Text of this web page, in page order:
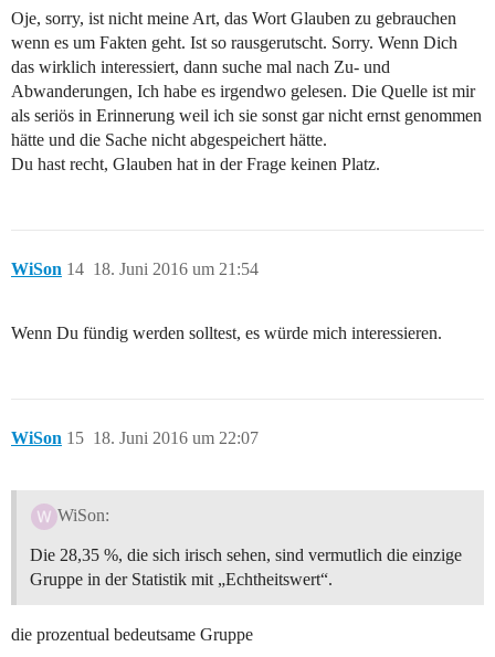
Oje, sorry, ist nicht meine Art, das Wort Glauben zu gebrauchen
wenn es um Fakten geht. Ist so rausgerutscht. Sorry. Wenn Dich
das wirklich interessiert, dann suche mal nach Zu- und
Abwanderungen, Ich habe es irgendwo gelesen. Die Quelle ist mir
als seriös in Erinnerung weil ich sie sonst gar nicht ernst genommen
hätte und die Sache nicht abgespeichert hätte.
Du hast recht, Glauben hat in der Frage keinen Platz.
WiSon 18. Juni 2016 um 21:54
14
Wenn Du fündig werden solltest, es würde mich interessieren.
WiSon 18. Juni 2016 um 22:07
15
WiSon:
Die 28,35 %, die sich irisch sehen, sind vermutlich die einzige
Gruppe in der Statistik mit „Echtheitswert“.
die prozentual bedeutsame Gruppe